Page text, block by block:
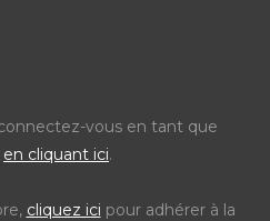
vous en tant que
en cliquant ici.
cliquez ici pour adhérer à la